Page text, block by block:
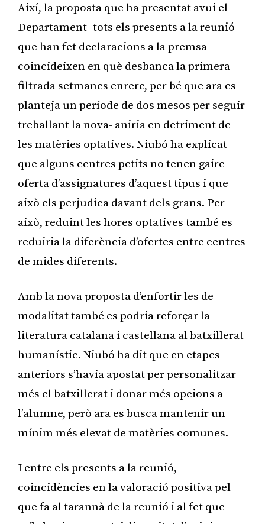
Així, la proposta que ha presentat avui el
Departament -tots els presents a la reunió
que han fet declaracions a la premsa
coincideixen en què desbanca la primera
filtrada setmanes enrere, per bé que ara es
planteja un període de dos mesos per seguir
treballant la nova- aniria en detriment de
les matèries optatives. Niubó ha explicat
que alguns centres petits no tenen gaire
oferta d’assignatures d’aquest tipus i que
això els perjudica davant dels grans. Per
això, reduint les hores optatives també es
reduiria la diferència d’ofertes entre centres
de mides diferents.
Amb la nova proposta d’enfortir les de
modalitat també es podria reforçar la
literatura catalana i castellana al batxillerat
humanístic. Niubó ha dit que en etapes
anteriors s’havia apostat per personalitzar
més el batxillerat i donar més opcions a
l’alumne, però ara es busca mantenir un
mínim més elevat de matèries comunes.
I entre els presents a la reunió,
coincidències en la valoració positiva pel
que fa al tarannà de la reunió i al fet que